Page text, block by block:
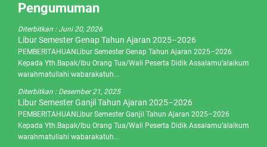
Pengumuman
Diterbitkan :Juni 20, 2026
Libur Semester Genap Tahun Ajaran 2025–2026
PEMBERITAHUANLibur Semester Genap Tahun Ajaran 2025–2026
Kepada Yth.Bapak/Ibu Orang Tua/Wali Peserta Didik Assalamu’alaikum
warahmatullahi wabarakatuh...
Diterbitkan : Desember 21, 2025
Libur Semester Ganjil Tahun Ajaran 2025–2026
PEMBERITAHUANLibur Semester Ganjil Tahun Ajaran 2025–2026
Kepada Yth.Bapak/Ibu Orang Tua/Wali Peserta Didik Assalamu’alaikum
warahmatullahi wabarakatuh...